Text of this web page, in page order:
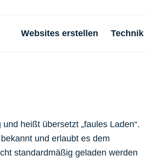
Websites erstellen Technik
heißt übersetzt „faules Laden“.
und erlaubt es dem
standardmäßig geladen werden